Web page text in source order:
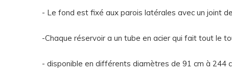
- Le fond est fixé aux parois latérales avec un joint
-Chaque réservoir a un tube en acier qui fait tout le
- disponible en différents diamètres de 91 cm à 244